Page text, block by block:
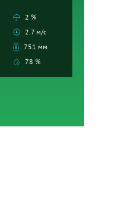
2 %
2.7 м/с
751 мм
78 %